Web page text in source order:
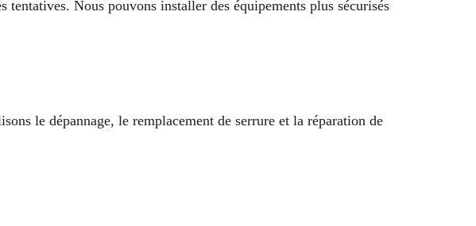
Nous pouvons installer des équipements plus sécurisés
le dépannage, le remplacement de serrure et la réparation de